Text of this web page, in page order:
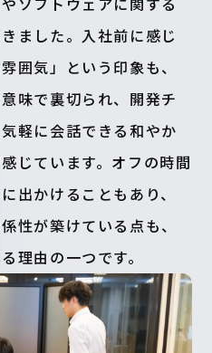
ました。入社前に感じ
囲気」という印象も、
味で裏切られ、開発チ
軽に会話できる和やか
じています。オフの時間
出かけることもあり、
性が築けている点も、
理由の一つです。